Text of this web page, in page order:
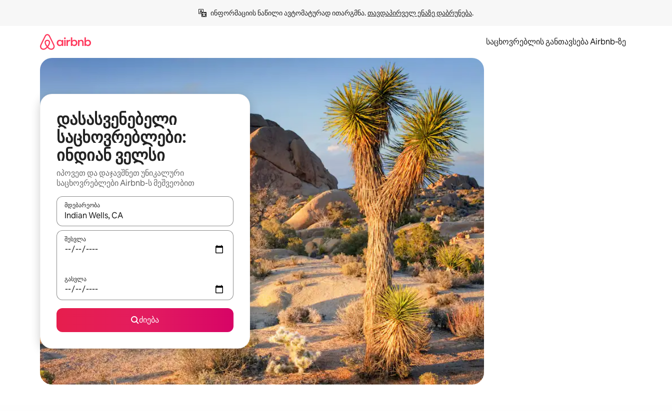
ინფორმაციის ნაწილი ავტომატურად ითარგმნა. თავდაპირველ ენაზე დაბრუნება.
საცხოვრებლის განთავსება Airbnb‑ზე
დასასვენებელი
საცხოვრებლები:
ინდიან ველსი
იპოვეთ და დაჯავშნეთ უნიკალური
საცხოვრებლები Airbnb-ს მეშვეობით
მდებარეობა
როცა შედეგები ხელმისაწვდომი გახდება, ნავიგაციისთვის გამოიყენეთ კლავიშები ზემოთ/ქვემოთ მიმართული ისრებით ან შეხებისა თუ თითის გასმის ჟესტები.
შესვლა
გასვლა
ძიება